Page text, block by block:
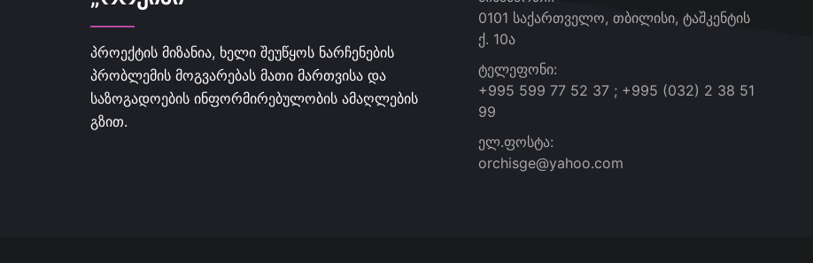
პროექტის მიზანია, ხელი შეუწყოს ნარჩენების
პრობლემის მოგვარებას მათი მართვისა და
საზოგადოების ინფორმირებულობის ამაღლების
გზით.
0101 საქართველო, თბილისი, ტაშკენტის
ქ. 10ა
ტელეფონი:
+995 599 77 52 37 ; +995 (032) 2 38 51
99
ელ.ფოსტა:
orchisge@yahoo.com